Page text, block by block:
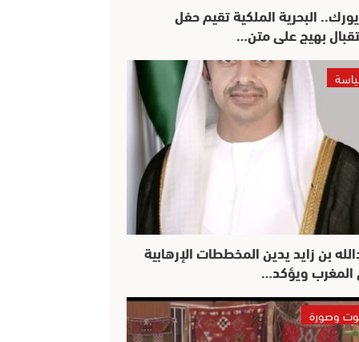
البحرية الملكية تقيم حفل
بهيج على متن…
بن زايد يدين المخططات الإرهابية
ويؤكد…
وصورة